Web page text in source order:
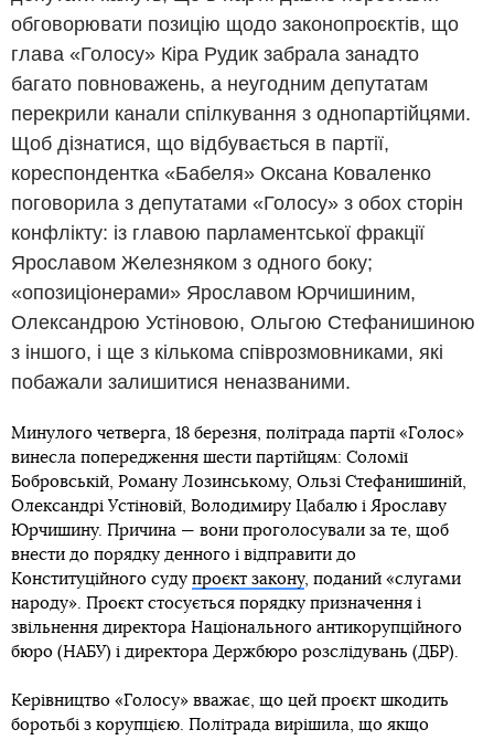
обговорювати позицію щодо законопроєктів, що
глава «Голосу» Кіра Рудик забрала занадто
багато повноважень, а неугодним депутатам
перекрили канали спілкування з однопартійцями.
Щоб дізнатися, що відбувається в партії,
кореспондентка «Бабеля» Оксана Коваленко
поговорила з депутатами «Голосу» з обох сторін
конфлікту: із главою парламентської фракції
Ярославом Железняком з одного боку;
«опозиціонерами» Ярославом Юрчишиним,
Олександрою Устіновою, Ольгою Стефанишиною
з іншого, і ще з кількома співрозмовниками, які
побажали залишитися неназваними.
Минулого четверга, 18 березня, політрада партії «Голос»
винесла попередження шести партійцям: Соломії
Бобровській, Роману Лозинському, Ользі Стефанишиній,
Олександрі Устіновій, Володимиру Цабалю і Ярославу
Юрчишину. Причина — вони проголосували за те, щоб
внести до порядку денного і відправити до
Конституційного суду проєкт закону, поданий «слугами
народу». Проєкт стосується порядку призначення і
звільнення директора Національного антикорупційного
бюро (НАБУ) і директора Держбюро розслідувань (ДБР).
Керівництво «Голосу» вважає, що цей проєкт шкодить
боротьбі з корупцією. Політрада вирішила, що якщо